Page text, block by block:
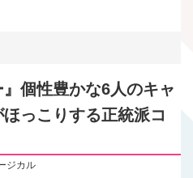
』個性豊かな6人のキャ
っこりする正統派コ
ジカル